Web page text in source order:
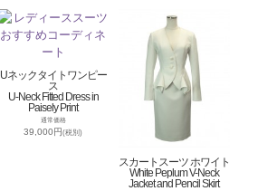
Uネックタイトワンピー
ス
U-Neck Fitted Dress in
Paisely Print
通常価格
39,000円(税別)
スカートスーツ ホワイト
White Peplum V-Neck
Jacket and Pencil Skirt